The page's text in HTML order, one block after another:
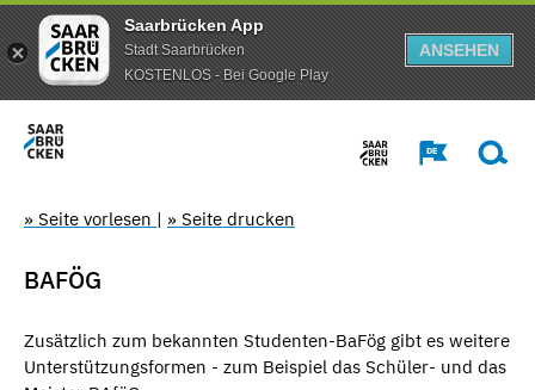
Saarbrücken App
Stadt Saarbrücken
KOSTENLOS - Bei Google Play
ANSEHEN
» Seite vorlesen | » Seite drucken
BAFÖG
Zusätzlich zum bekannten Studenten-BaFög gibt es weitere
Unterstützungsformen - zum Beispiel das Schüler- und das